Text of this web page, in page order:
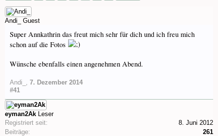
Andi_ Guest
Super Annkathrin das freut mich sehr für dich und ich freu mich
schon auf die Fotos
Wünsche ebenfalls einen angenehmen Abend.
Andi_ , 7. Dezember 2014
#41
eyman2Ak Leser
Registriert seit:
8. Juni 2012
Beiträge:
261